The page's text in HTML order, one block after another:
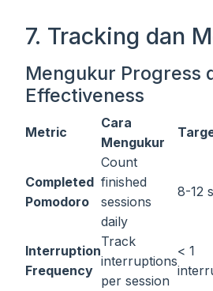
7. Tracking dan
Mengukur Progress
Effectiveness
Metric
Cara
Mengukur
Completed
Pomodoro
Count
finished
sessions
daily
8-12
Interruption
Frequency
Track
interruptions
per session
< 1